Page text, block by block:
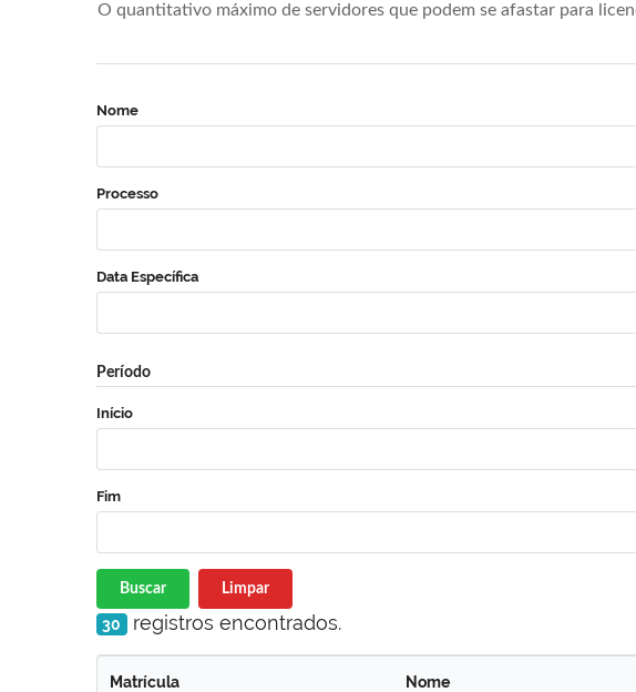
O quantitativo máximo de servidores que podem se afastar para
Nome
Processo
Data Específica
Período
Início
Fim
Buscar Limpar
30 registros encontrados.
Matrícula Nome